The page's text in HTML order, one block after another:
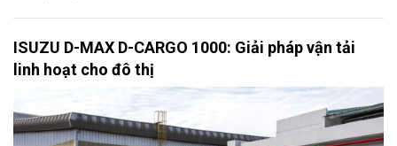
ISUZU D-MAX D-CARGO 1000: Giải pháp vận tải
linh hoạt cho đô thị